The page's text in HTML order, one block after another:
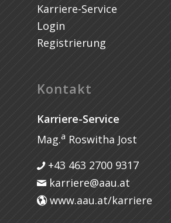
Karriere-Service
Login
Registrierung
Kontakt
Karriere-Service
Mag.a Roswitha Jost
+43 463 2700 9317
karriere@aau.at
www.aau.at/karriere